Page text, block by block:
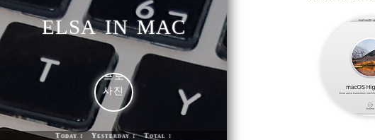
elsa in mac
Today : Yesterday : Total :